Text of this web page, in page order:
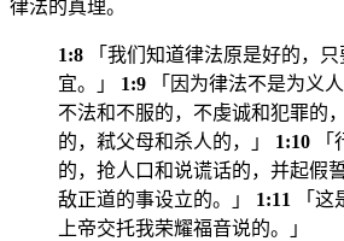
律法的真理。
1:8 「我们知道律法原是好的，
宜。」 1:9 「因为律法不是为义
不法和不服的，不虔诚和犯罪的
的，弒父母和杀人的，」 1:10 「
的，抢人口和说谎话的，并起假
敌正道的事设立的。」 1:11
「这
上帝交托我荣耀福音说的。」